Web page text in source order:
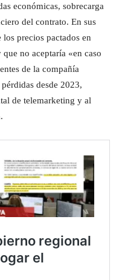
económicas, sobrecarga
del contrato. En sus
los precios pactados en
no aceptaría «en caso
de la compañía
desde 2023,
de telemarketing y al